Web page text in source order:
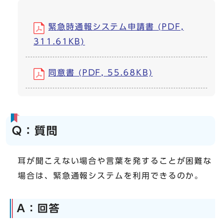
緊急時通報システム申請書 (PDF,
311.61KB)
同意書 (PDF, 55.68KB)
Q：質問
耳が聞こえない場合や言葉を発することが困難な
場合は、緊急通報システムを利用できるのか。
A：回答